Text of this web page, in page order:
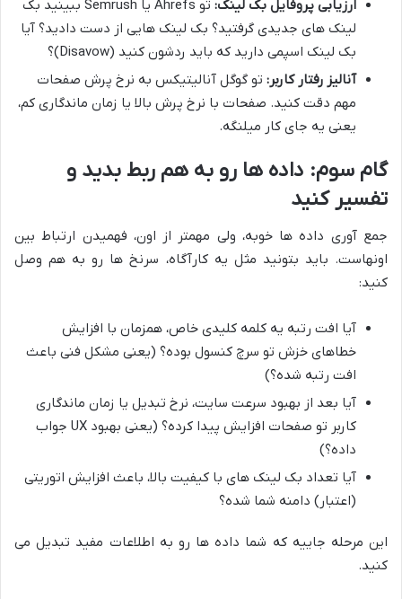
ارزیابی پروفایل بک لینک:
تو Ahrefs یا Semrush ببینید بک
لینک های جدیدی گرفتید؟ بک لینک هایی از دست دادید؟ آیا
بک لینک اسپمی دارید که باید ردشون کنید (Disavow)؟
آنالیز رفتار کاربر: تو گوگل آنالیتیکس به نرخ پرش صفحات
مهم دقت کنید. صفحات با نرخ پرش بالا یا زمان ماندگاری کم،
یعنی یه جای کار میلنگه.
گام سوم: داده ها رو به هم ربط بدید و
تفسیر کنید
جمع آوری داده ها خوبه، ولی مهمتر از اون، فهمیدن ارتباط بین
اونهاست. باید بتونید مثل یه کارآگاه، سرنخ ها رو به هم وصل
کنید:
آیا افت رتبه یه کلمه کلیدی خاص، همزمان با افزایش
خطاهای خزش تو سرچ کنسول بوده؟ (یعنی مشکل فنی باعث
افت رتبه شده؟)
آیا بعد از بهبود سرعت سایت، نرخ تبدیل یا زمان ماندگاری
کاربر تو صفحات افزایش پیدا کرده؟ (یعنی بهبود UX جواب
داده؟)
آیا تعداد بک لینک های با کیفیت بالا، باعث افزایش اتوریتی
(اعتبار) دامنه شما شده؟
این مرحله جاییه که شما داده ها رو به اطلاعات مفید تبدیل می
کنید.